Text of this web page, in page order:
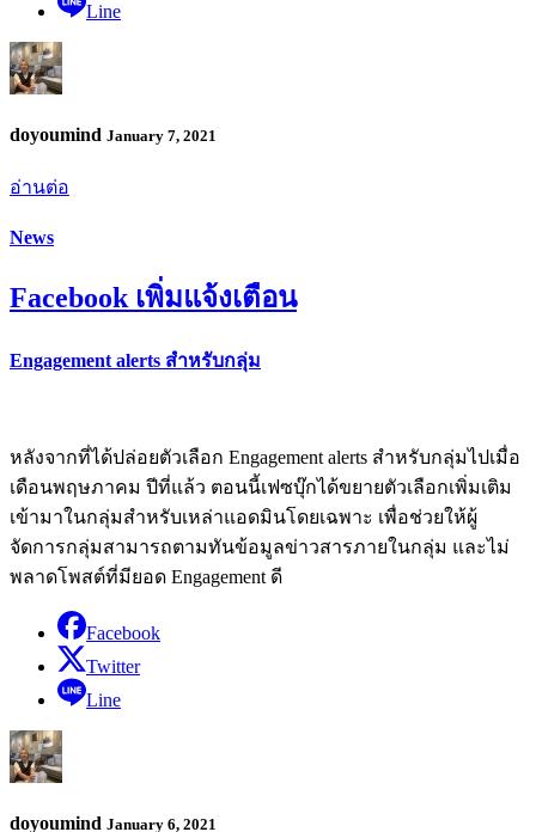
Line
doyoumind January 7, 2021
อ่านต่อ
News
Facebook เพิ่มแจ้งเตือน
Engagement alerts สำหรับกลุ่ม
หลังจากที่ได้ปล่อยตัวเลือก Engagement alerts สำหรับกลุ่มไปเมื่อ
เดือนพฤษภาคม ปีที่แล้ว ตอนนี้เฟซบุ๊กได้ขยายตัวเลือกเพิ่มเติม
เข้ามาในกลุ่มสำหรับเหล่าแอดมินโดยเฉพาะ เพื่อช่วยให้ผู้
จัดการกลุ่มสามารถตามทันข้อมูลข่าวสารภายในกลุ่ม และไม่
พลาดโพสต์ที่มียอด Engagement ดี
Facebook
Twitter
Line
doyoumind January 6, 2021